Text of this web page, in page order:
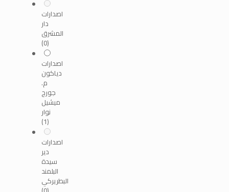
اصدارات
دار
المشرق
(0)
اصدارات
دياكون
م.
جورج
ميشيل
نوار
(1)
اصدارات
دير
سيدة
البلمند
البطريركي